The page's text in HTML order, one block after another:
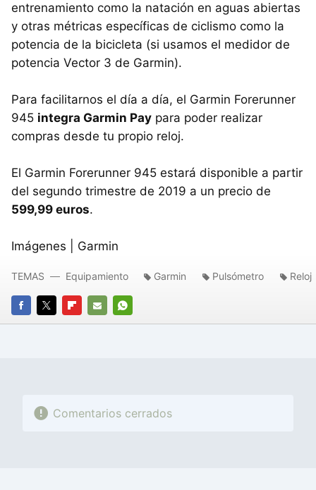
entrenamiento como la natación en aguas abiertas
y otras métricas específicas de ciclismo como la
potencia de la bicicleta (si usamos el medidor de
potencia Vector 3 de Garmin).
Para facilitarnos el día a día, el Garmin Forerunner
945 integra Garmin Pay para poder realizar
compras desde tu propio reloj.
El Garmin Forerunner 945 estará disponible a partir
del segundo trimestre de 2019 a un precio de
599,99 euros.
Imágenes | Garmin
FACEBOOK
TWITTERFLIPBOARD
E-
WHATSAPP
TEMAS Equipamiento Garmin Pulsómetro Reloj
Comentarios cerrados